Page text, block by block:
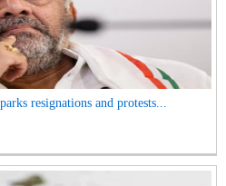
resignations and protests...